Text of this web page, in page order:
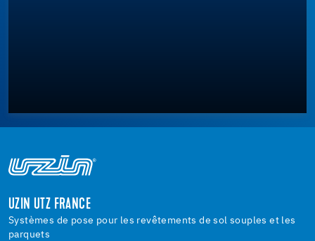
UZIN UTZ FRANCE
Systèmes de pose pour les revêtements de sol souples et les
parquets